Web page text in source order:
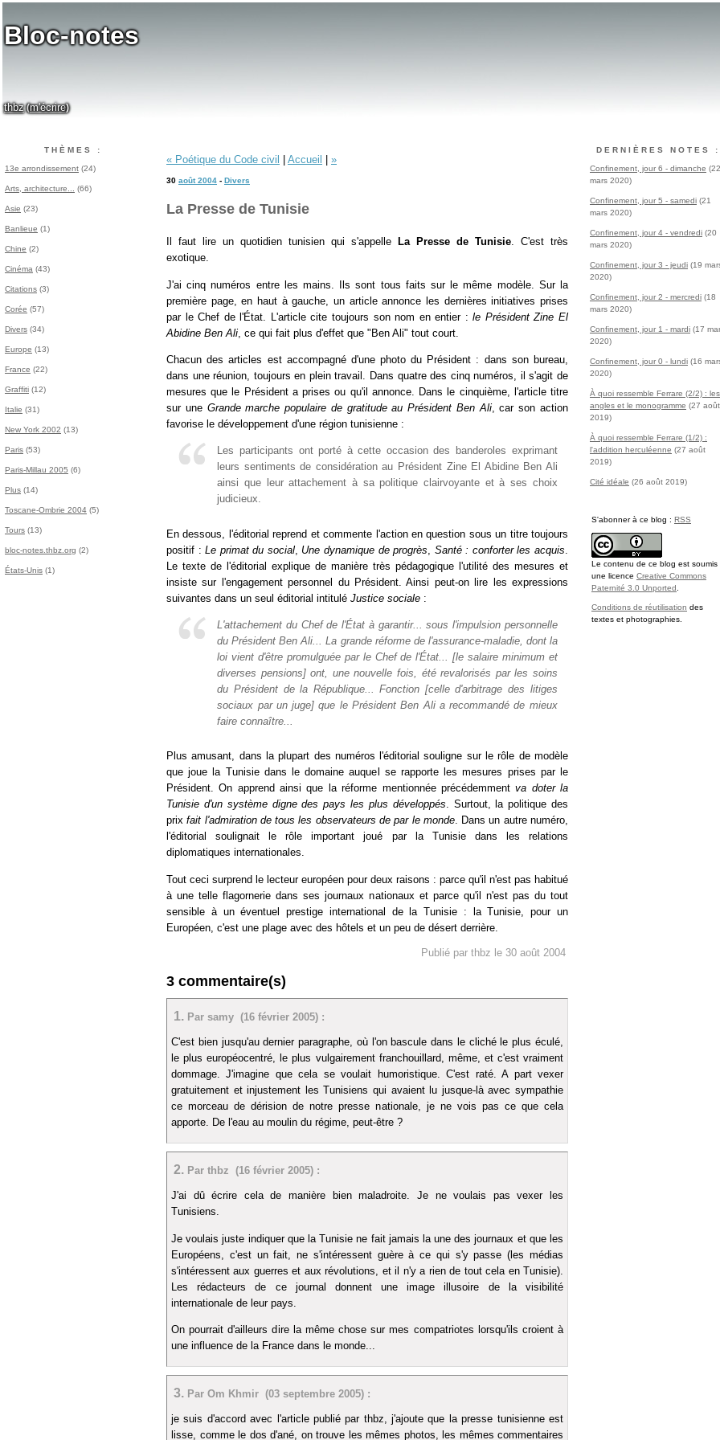
Bloc-notes
thbz(m'écrire)
THÈMES :
13e arrondissement (24)
Arts, architecture... (66)
Asie (23)
Banlieue (1)
Chine (2)
Cinéma (43)
Citations (3)
Corée (57)
Divers (34)
Europe (13)
France (22)
Graffiti (12)
Italie (31)
New York 2002 (13)
Paris (53)
Paris-Millau 2005 (6)
Plus (14)
Toscane-Ombrie 2004 (5)
Tours (13)
bloc-notes.thbz.org (2)
États-Unis (1)
« Poétique du Code civil Accueil »
30 août 2004 - Divers
La Presse de Tunisie
Il faut lire un quotidien tunisien qui s'appelle La Presse de Tunisie. C'est très
exotique.
J'ai cinq numéros entre les mains. Ils sont tous faits sur le même modèle. Sur la
première page, en haut à gauche, un article annonce les dernières initiatives prises
par le Chef de l'État. L'article cite toujours son nom en entier :le Président Zine El
Abidine Ben Ali , ce qui fait plus d'effet que "Ben Ali" tout court.
Chacun des articles est accompagné d'une photo du Président : dans son bureau,
dans une réunion, toujours en plein travail. Dans quatre des cinq numéros, il s'agit de
mesures que le Président a prises ou qu'il annonce. Dans le cinquième, l'article titre
sur une Grande marche populaire de gratitude au Président Ben Ali, car son action
favorise le développement d'une région tunisienne :
Les participants ont porté à cette occasion des banderoles exprimant
leurs sentiments de considération au Président Zine El Abidine Ben Ali
ainsi que leur attachement à sa politique clairvoyante et à ses choix
judicieux.
En dessous, l'éditorial reprend et commente l'action en question sous un titre toujours
positif :Le primat du social, Une dynamique de progrès Santé : conforter les acquis
Le texte de l'éditorial explique de manière très pédagogique l'utilité des mesures et
insiste sur l'engagement personnel du Président. Ainsi peut-on lire les expressions
suivantes dans un seul éditorial intitulé Justice sociale :
L'attachement du Chef de l'État à garantir... sous l'impulsion personnelle
du Président Ben Ali... La grande réforme de l'assurance-maladie, dont la
loi vient d'être promulguée par le Chef de l'État... [le salaire minimum et
diverses pensions] ont, une nouvelle fois, été revalorisés par les soins
du Président de la République... Fonction [celle d'arbitrage des litiges
sociaux par un juge] que le Président Ben Ali a recommandé de mieux
faire connaître...
Plus amusant, dans la plupart des numéros l'éditorial souligne sur le rôle de modèle
que joue la Tunisie dans le domaine auquel se rapporte les mesures prises par le
Président. On apprend ainsi que la réforme mentionnée précédemmentva doter la
Tunisie d'un système digne des pays les plus développés. Surtout, la politique des
prixfait l'admiration de tous les observateurs de par le monde. Dans un autre numéro,
l'éditorial soulignait le rôle important joué par la Tunisie dans les relations
diplomatiques internationales.
Tout ceci surprend le lecteur européen pour deux raisons : parce qu'il n'est pas habitué
à une telle flagornerie dans ses journaux nationaux et parce qu'il n'est pas du tout
sensible à un éventuel prestige international de la Tunisie : la Tunisie, pour un
Européen, c'est une plage avec des hôtels et un peu de désert derrière.
Publié par thbz le 30 août 2004
3 commentaire(s)
1. Par samy (16 février 2005) :
C'est bien jusqu'au dernier paragraphe, où l'on bascule dans le cliché le plus éculé,
le plus européocentré, le plus vulgairement franchouillard, même, et c'est vraiment
dommage. J'imagine que cela se voulait humoristique. C'est raté. A part vexer
gratuitement et injustement les Tunisiens qui avaient lu jusque-là avec sympathie
ce morceau de dérision de notre presse nationale, je ne vois pas ce que cela
apporte. De l'eau au moulin du régime, peut-être ?
2. Par thbz (16 février 2005) :
J'ai dû écrire cela de manière bien maladroite. Je ne voulais pas vexer les
Tunisiens.
Je voulais juste indiquer que la Tunisie ne fait jamais la une des journaux et que les
Européens, c'est un fait, ne s'intéressent guère à ce qui s'y passe (les médias
s'intéressent aux guerres et aux révolutions, et il n'y a rien de tout cela en Tunisie).
Les rédacteurs de ce journal donnent une image illusoire de la visibilité
internationale de leur pays.
On pourrait d'ailleurs dire la même chose sur mes compatriotes lorsqu'ils croient à
une influence de la France dans le monde...
3. Par Om Khmir (03 septembre 2005) :
je suis d'accord avec l'article publié par thbz, j'ajoute que la presse tunisienne est
lisse, comme le dos d'ané, on trouve les mêmes photos, les mêmes commentaires
DERNIÈRES NOTES :
Confinement, jour 6 - dimanche (22
mars 2020)
Confinement, jour 5 - samedi (21
mars 2020)
Confinement, jour 4 - vendredi (20
mars 2020)
Confinement, jour 3 - jeudi (19
2020)
Confinement, jour 2 - mercredi (18
mars 2020)
Confinement, jour 1 - mardi (17
2020)
Confinement, jour 0 - lundi (16
2020)
À quoi ressemble Ferrare (2/2) : les
angles et le monogramme (27 août
2019)
À quoi ressemble Ferrare (1/2) :
l'addition herculéenne (27 août
2019)
Cité idéale (26 août 2019)
S'abonner à ce blog : RSS
Le contenu de ce blog est soumis
une licence Creative Commons
Paternité 3.0 Unported.
Conditions de réutilisation des
textes et photographies.